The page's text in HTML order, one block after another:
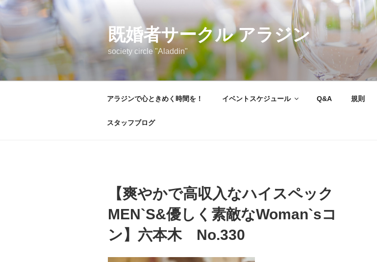
コ
テ
ン
ツ
ス
既婚者サークル アラジン
society circle "Aladdin"
アラジンで心ときめく時間を！ イベントスケジュール Q&A 規則
スタッフブログ
【爽やかで高収入なハイスペック
MEN`S&優しく素敵なWoman`sコ
ン】六本木 No.330